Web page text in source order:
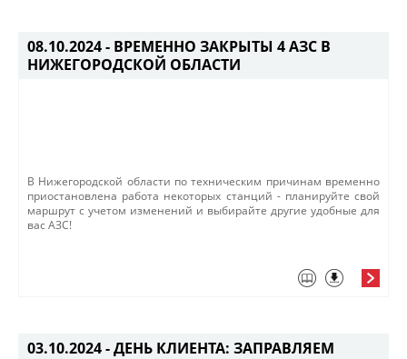
08.10.2024 - ВРЕМЕННО ЗАКРЫТЫ 4 АЗС В
НИЖЕГОРОДСКОЙ ОБЛАСТИ
​В Нижегородской области по техническим причинам временно
приостановлена работа некоторых станций - планируйте свой
маршрут с учетом изменений и выбирайте другие удобные для
вас АЗС! ​
03.10.2024 -ДЕНЬ КЛИЕНТА: ЗАПРАВЛЯЕМ